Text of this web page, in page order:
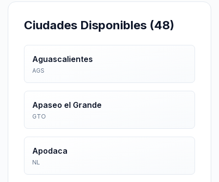
Ciudades Disponibles (48)
Aguascalientes
AGS
Apaseo el Grande
GTO
Apodaca
NL